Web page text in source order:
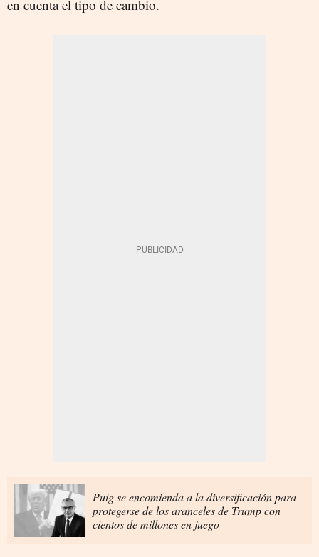
en cuenta el tipo de cambio.
Puig se encomienda a la diversificación para
protegerse de los aranceles de Trump con
cientos de millones en juego